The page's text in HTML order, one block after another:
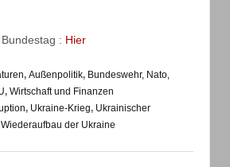
: Hier
, Außenpolitik, Bundeswehr, Nato,
, Wirtschaft und Finanzen
, Ukraine-Krieg, Ukrainischer
Wiederaufbau der Ukraine